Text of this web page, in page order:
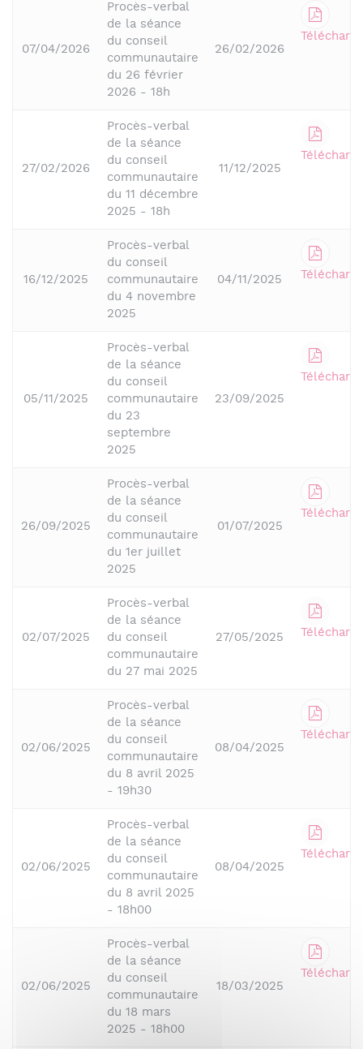
07/04/2026
Procès-verbal
de la séance
du conseil
communautaire
du 26 février
2026 - 18h
26/02/2026
27/02/2026
Procès-verbal
de la séance
du conseil
communautaire
du 11 décembre
2025 - 18h
11/12/2025
16/12/2025
Procès-verbal
du conseil
communautaire
du 4 novembre
2025
04/11/2025
05/11/2025
Procès-verbal
de la séance
du conseil
communautaire
du 23
septembre
2025
23/09/2025
26/09/2025
Procès-verbal
de la séance
du conseil
communautaire
du 1er juillet
2025
01/07/2025
02/07/2025
Procès-verbal
de la séance
du conseil
communautaire
du 27 mai 2025
27/05/2025
02/06/2025
Procès-verbal
de la séance
du conseil
communautaire
du 8 avril 2025
- 19h30
08/04/2025
02/06/2025
Procès-verbal
de la séance
du conseil
communautaire
du 8 avril 2025
- 18h00
08/04/2025
02/06/2025
Procès-verbal
de la séance
du conseil
communautaire
du 18 mars
2025 - 18h00
18/03/2025